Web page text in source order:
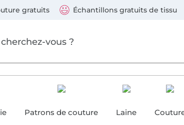
gratuits Échantillons gratuits de tissu
Patrons de couture Laine
suivants : Visa, Mastercard, Carte bleue,